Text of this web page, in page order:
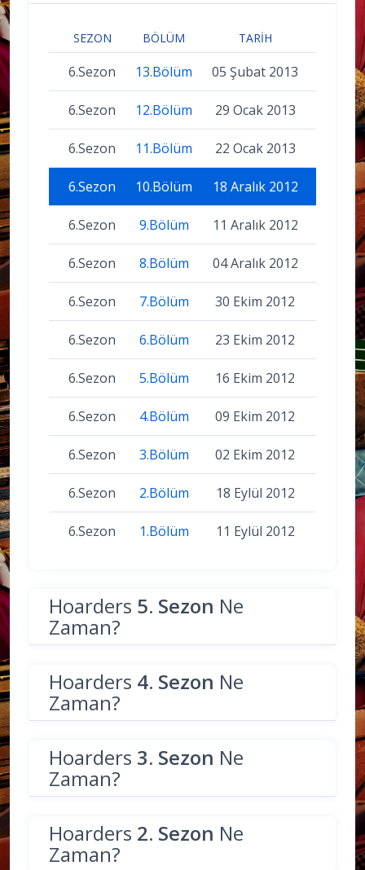
SEZON BÖLÜM TARIH
6.Sezon 13.Bölüm 05 Şubat 2013
6.Sezon 12.Bölüm 29 Ocak 2013
6.Sezon 11.Bölüm 22 Ocak 2013
6.Sezon 10.Bölüm 18 Aralık 2012
6.Sezon 9.Bölüm 11 Aralık 2012
6.Sezon 8.Bölüm 04 Aralık 2012
6.Sezon 7.Bölüm 30 Ekim 2012
6.Sezon 6.Bölüm 23 Ekim 2012
6.Sezon 5.Bölüm 16 Ekim 2012
6.Sezon 4.Bölüm 09 Ekim 2012
6.Sezon 3.Bölüm 02 Ekim 2012
6.Sezon 2.Bölüm 18 Eylül 2012
6.Sezon 1.Bölüm 11 Eylül 2012
Hoarders 5. Sezon Ne
Zaman?
Hoarders 4. Sezon Ne
Zaman?
Hoarders 3. Sezon Ne
Zaman?
Hoarders 2. Sezon Ne
Zaman?